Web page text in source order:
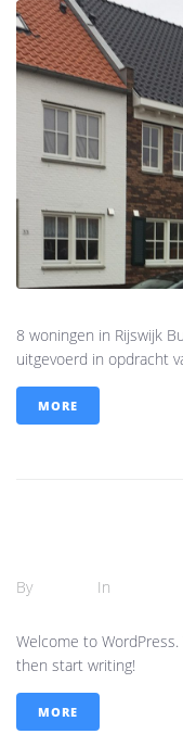
8 woningen in Rijswijk
uitgevoerd in opdracht
MORE
By In
Welcome to
then start writing!
MORE